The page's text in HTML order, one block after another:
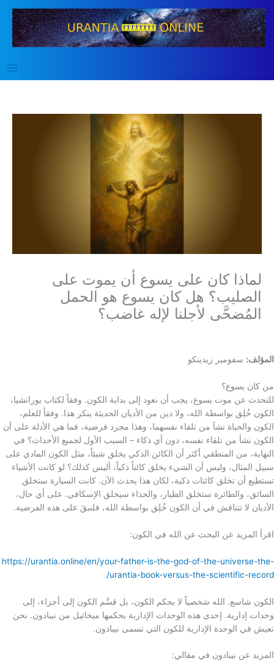
إلى
المحتوى
لماذا كان على يسوع أن يموت على
الصليب؟ هل كان يسوع هو الحمل
المُضحَّى لأجلنا لإله غاضب؟
المؤلف: سفومير زيدينكو
من كان يسوع؟
للتحدث عن موت يسوع، يجب أن نعود إلى بداية الكون. وفقاً لكتاب يورانشيا،
الكون خُلِق بواسطة الله، ولا دين من الأديان الحديثة ينكر هذا. وفقاً للعلم،
الكون والحياة نشآ من تلقاء نفسهما، وهذا مجرد فرضية، فما هي الأدلة على أن
الكون نشأ من تلقاء نفسه، دون أي ذكاء – السبب الأول لجميع الأحداث؟ في
النهاية، من المنطقي أكثر أن الكائن الذكي يخلق شيئاً، مثل الكون المادي على
سبيل المثال، وليس أن الشيء يخلق كائناً ذكياً، أليس كذلك؟ لو كانت الأشياء
تستطيع أن تخلق كائنات ذكية، لكان هذا يحدث الآن. كانت السيارة ستخلق
السائق، والطائرة ستخلق الطيار، والحذاء سيخلق الإسكافي. على أي حال،
الأديان لا تتناقش في أن الكون خُلِق بواسطة الله، فلنبقَ على هذه الفرضية.
اقرأ المزيد عن البحث عن الله في الكون:
https://urantia.online/en/your-father-is-the-god-of-the-universe-the-
urantia-book-versus-the-scientific-record/
الكون شاسع. الله شخصياً لا يحكم الكون، بل قسَّم الكون إلى أجزاء، إلى
وحدات إدارية. إحدى هذه الوحدات الإدارية يحكمها ميخائيل من نيبادون. نحن
نعيش في الوحدة الإدارية للكون التي تسمى نيبادون.
المزيد عن نيبادون في مقالي: